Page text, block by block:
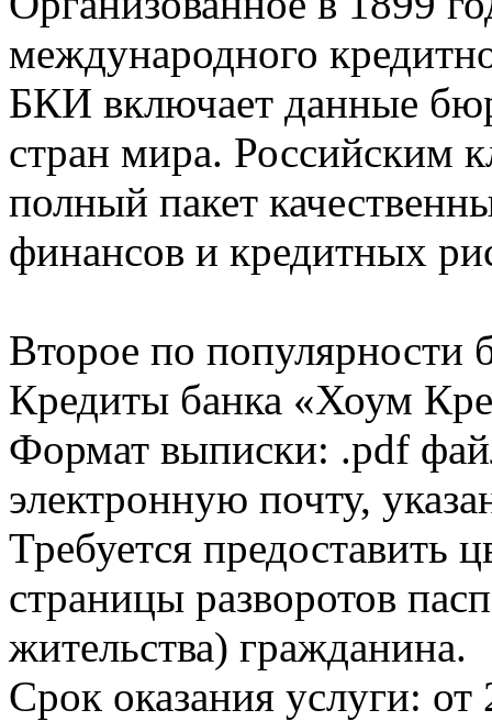
международного
БКИ включает данные
стран мира. Российским
полный пакет
финансов и кредитных
Второе по популярности
Кредиты банка «Хоум
Формат выписки: .pdf
электронную почту,
Требуется предоставить
страницы разворотов
жительства) гражданина.
Срок оказания услуги: от